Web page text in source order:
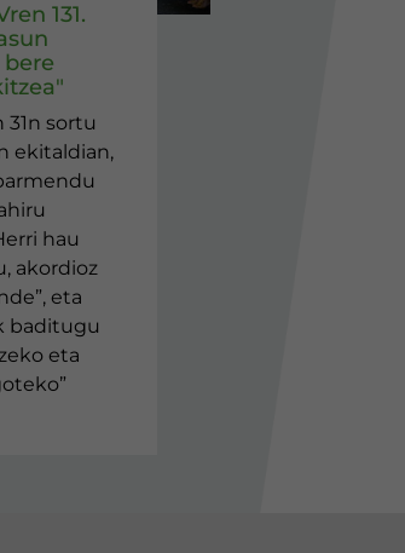
131.
31n sortu
ekitaldian,
hau
akordioz
eta
baditugu
eta